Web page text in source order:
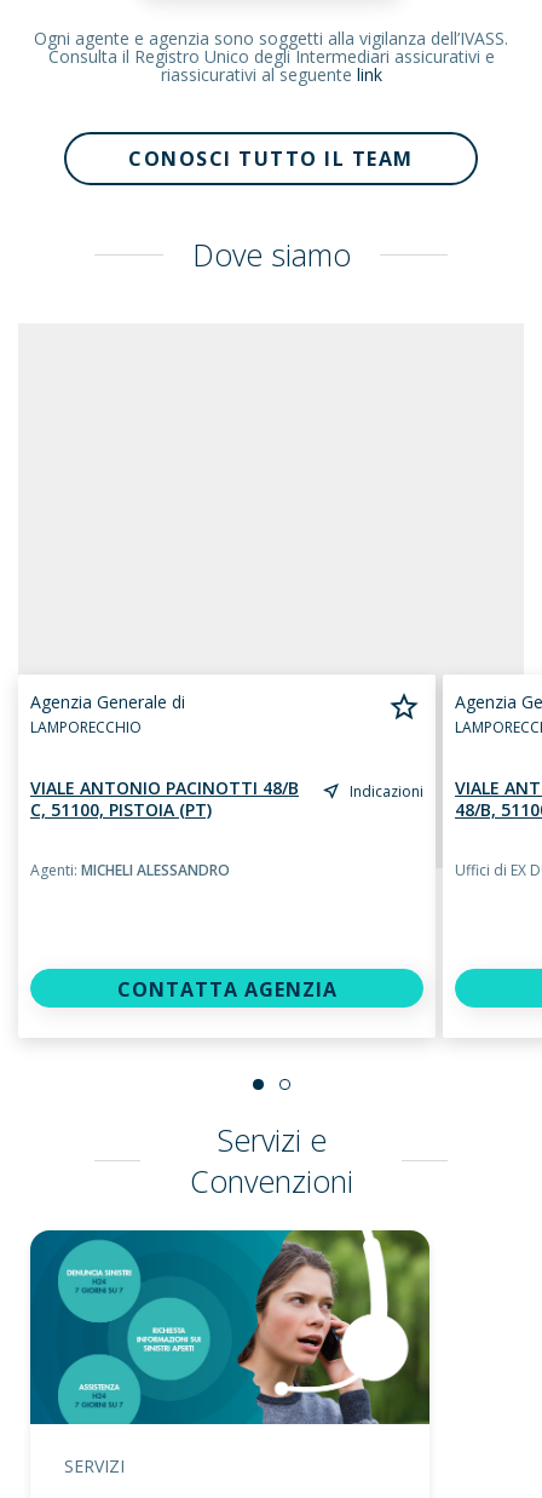
Ogni agente e agenzia sono soggetti alla vigilanza dell’IVASS.
Consulta il Registro Unico degli Intermediari assicurativi e
riassicurativi al seguente link
CONOSCI TUTTO IL TEAM
Dove siamo
Agenzia Generale di
LAMPORECCHIO
VIALE ANTONIO PACINOTTI 48/B
C, 51100, PISTOIA (PT)
Indicazioni
Agenti: MICHELI ALESSANDRO
CONTATTA AGENZIA
Agenzia
VIALE
48/B,
Uffici di EX
Servizi e
Convenzioni
SERVIZI